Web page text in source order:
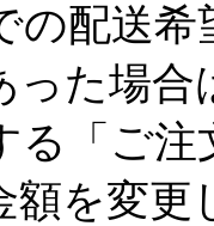
の配送希
た場合
る「ご
を変更